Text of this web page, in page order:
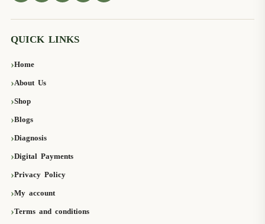
QUICK LINKS
Home
About Us
Shop
Blogs
Diagnosis
Digital Payments
Privacy Policy
My account
Terms and conditions